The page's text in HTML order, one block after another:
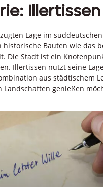
Illertissen
Lage im
Bauten wie das
Die Stadt ist ein
Illertissen nutzt seine
aus städtischem
Landschaften genießen